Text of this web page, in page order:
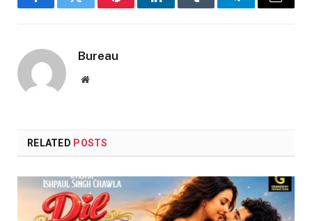
FacebookTwitter PinterestLinkedInTumblr TelegramEmail
Bureau
Website
RELATED POSTS